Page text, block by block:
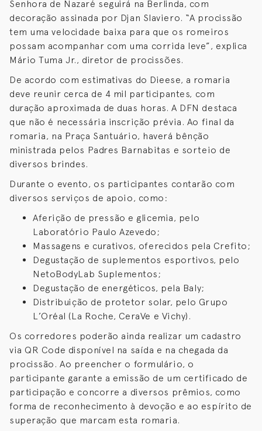
Senhora de Nazaré seguirá na Berlinda, com
decoração assinada por Djan Slaviero. “A procissão
tem uma velocidade baixa para que os romeiros
possam acompanhar com uma corrida leve”, explica
Mário Tuma Jr., diretor de procissões.
De acordo com estimativas do Dieese, a romaria
deve reunir cerca de 4 mil participantes, com
duração aproximada de duas horas. A DFN destaca
que não é necessária inscrição prévia. Ao final da
romaria, na Praça Santuário, haverá bênção
ministrada pelos Padres Barnabitas e sorteio de
diversos brindes.
Durante o evento, os participantes contarão com
diversos serviços de apoio, como:
Aferição de pressão e glicemia, pelo
Laboratório Paulo Azevedo;
Massagens e curativos, oferecidos pela Crefito;
Degustação de suplementos esportivos, pelo
NetoBodyLab Suplementos;
Degustação de energéticos, pela Baly;
Distribuição de protetor solar, pelo Grupo
L’Oréal (La Roche, CeraVe e Vichy).
Os corredores poderão ainda realizar um cadastro
via QR Code disponível na saída e na chegada da
procissão. Ao preencher o formulário, o
participante garante a emissão de um certificado de
participação e concorre a diversos prêmios, como
forma de reconhecimento à devoção e ao espírito de
superação que marcam esta romaria.